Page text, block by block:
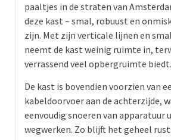
paaltjes in de straten van
deze kast – smal, robuust en
zijn. Met zijn verticale lijnen en
neemt de kast weinig ruimte in,
verrassend veel opbergruimte biedt.
De kast is bovendien voorzien van
kabeldoorvoer aan de achterzijde,
eenvoudig snoeren van
wegwerken. Zo blijft het geheel